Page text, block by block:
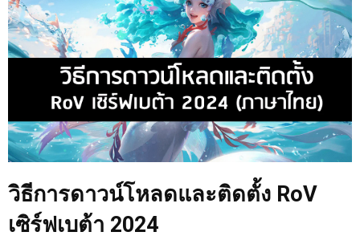
วิธีการดาวน์โหลดและติดตั้ง RoV
เซิร์ฟเบต้า 2024